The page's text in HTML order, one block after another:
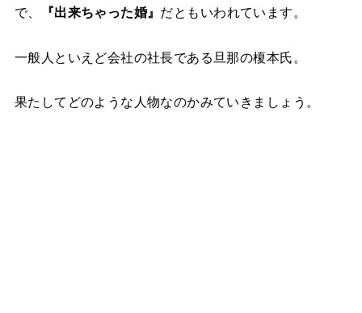
で、 『出来ちゃった婚』 だともいわれています。
一般人といえど会社の社長である旦那の榎本氏。
果たしてどのような人物なのかみていきましょう。